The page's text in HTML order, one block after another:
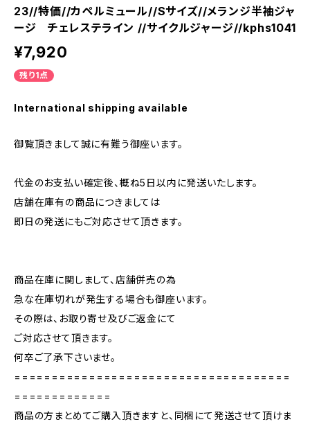
23//特価//カペルミュール//Sサイズ//メランジ半袖ジャ
ージ チェレステライン //サイクルジャージ//kphs1041
¥7,920
残り1点
International shipping available
御覧頂きまして誠に有難う御座います。
代金のお支払い確定後、概ね5日以内に発送いたします。
店舗在庫有の商品につきましては
即日の発送にもご対応させて頂きます。
商品在庫に関しまして、店舗併売の為
急な在庫切れが発生する場合も御座います。
その際は、お取り寄せ及びご返金にて
ご対応させて頂きます。
何卒ご了承下さいませ。
=====================================
=============
商品の方まとめてご購入頂きますと、同梱にて発送させて頂けま